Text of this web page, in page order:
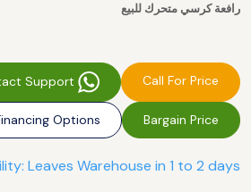
رافعة كرسي متحرك للبيع
Call For Price
Bargain Price
Options
Leaves Warehouse in 1 to 2 days